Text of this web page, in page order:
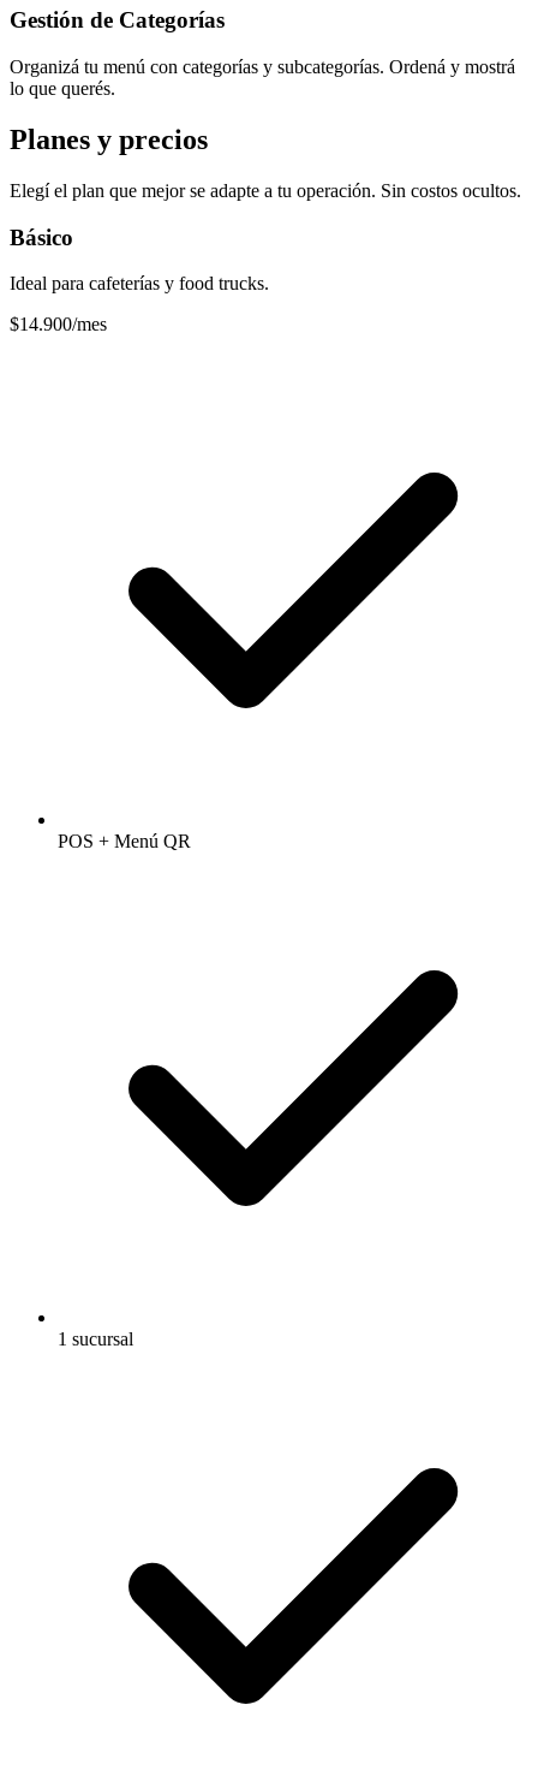
Gestión de Categorías
Organizá tu menú con categorías y subcategorías. Ordená y mostrá
lo que querés.
Planes y precios
Elegí el plan que mejor se adapte a tu operación. Sin costos ocultos.
Básico
Ideal para cafeterías y food trucks.
$14.900/mes
POS + Menú QR
1 sucursal